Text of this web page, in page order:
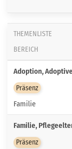
THEMENLISTE
BEREICH
Adoption,
Präsenz
Familie
Familie,
Präsenz